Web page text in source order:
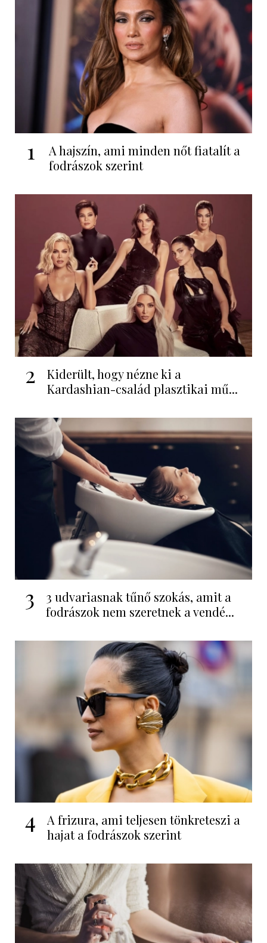
1
A hajszín, ami minden nőt fiatalít a
fodrászok szerint
2
Kiderült, hogy nézne ki a
Kardashian-család plasztikai mű...
3
3 udvariasnak tűnő szokás, amit a
fodrászok nem szeretnek a vendé...
4
A frizura, ami teljesen tönkreteszi a
hajat a fodrászok szerint